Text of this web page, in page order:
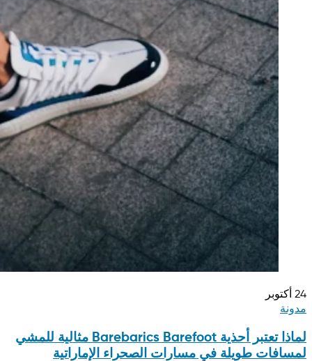
24
أكتوبر
مدونة
لماذا تعتبر أحذية Barebarics Barefoot مثالية للمشي
لمسافات طويلة في مسارات الصحراء الإماراتية